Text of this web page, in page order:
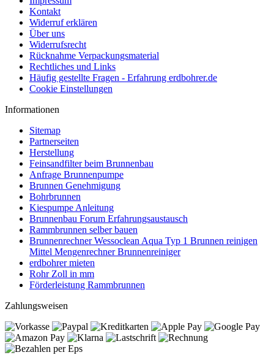
Kontakt
Widerruf erklären
Über uns
Widerrufsrecht
Rücknahme Verpackungsmaterial
Rechtliches und Links
Häufig gestellte Fragen - Erfahrung erdbohrer.de
Cookie Einstellungen
Informationen
Sitemap
Partnerseiten
Herstellung
Feinsandfilter beim Brunnenbau
Anfrage Brunnenpumpe
Brunnen Genehmigung
Bohrbrunnen
Kiespumpe Anleitung
Brunnenbau Forum Erfahrungsaustausch
Rammbrunnen selber bauen
Brunnenrechner Wessoclean Aqua Typ 1 Brunnen reinigen
Mittel Mengenrechner Brunnenreiniger
erdbohrer mieten
Rohr Zoll in mm
Förderleistung Rammbrunnen
Zahlungsweisen